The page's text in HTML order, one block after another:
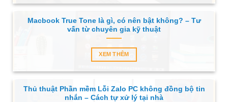
Macbook True Tone là gì, có nên bật không? – Tư
vấn từ chuyên gia kỹ thuật
XEM THÊM
Thủ thuật Phần mềm Lỗi Zalo PC không đồng bộ tin
nhắn – Cách tự xử lý tại nhà